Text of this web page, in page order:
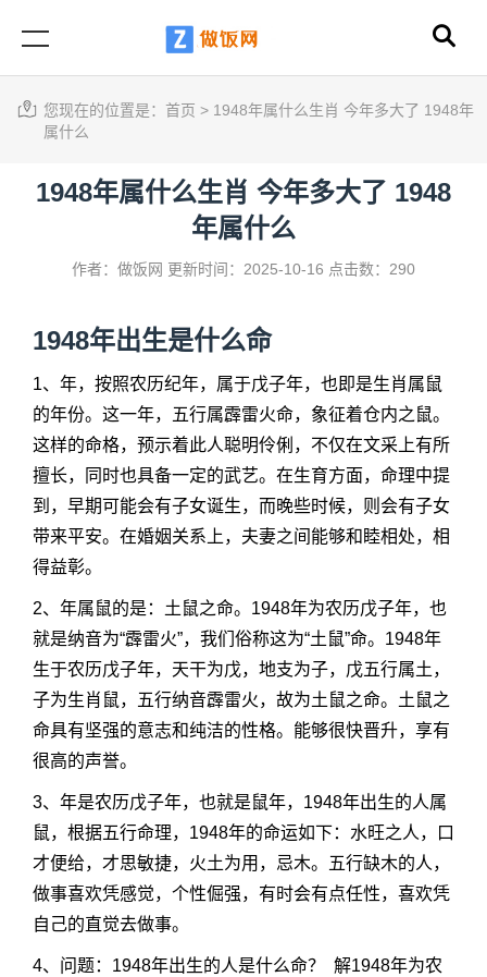
您现在的位置是： 首页 > 1948年属什么生肖 今年多大了 1948年
属什么
1948年属什么生肖 今年多大了 1948
年属什么
作者：做饭网 更新时间：2025-10-16 点击数：290
1948年出生是什么命
1、年，按照农历纪年，属于戊子年，也即是生肖属鼠
的年份。这一年，五行属霹雷火命，象征着仓内之鼠。
这样的命格，预示着此人聪明伶俐，不仅在文采上有所
擅长，同时也具备一定的武艺。在生育方面，命理中提
到，早期可能会有子女诞生，而晚些时候，则会有子女
带来平安。在婚姻关系上，夫妻之间能够和睦相处，相
得益彰。
2、年属鼠的是：土鼠之命。1948年为农历戊子年，也
就是纳音为“霹雷火”，我们俗称这为“土鼠”命。1948年
生于农历戊子年，天干为戊，地支为子，戊五行属土，
子为生肖鼠，五行纳音霹雷火，故为土鼠之命。土鼠之
命具有坚强的意志和纯洁的性格。能够很快晋升，享有
很高的声誉。
3、年是农历戊子年，也就是鼠年，1948年出生的人属
鼠，根据五行命理，1948年的命运如下：水旺之人，口
才便给，才思敏捷，火土为用，忌木。五行缺木的人，
做事喜欢凭感觉，个性倔强，有时会有点任性，喜欢凭
自己的直觉去做事。
4、问题：1948年出生的人是什么命？ 解1948年为农